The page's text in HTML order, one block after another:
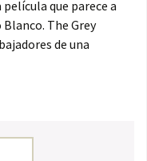
que parece a
The Grey
de una